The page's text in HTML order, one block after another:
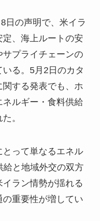
日の声明で、米イラ
、海上ルートの安
プライチェーンの
る。5月2日のカタ
する発表でも、ホ
ルギー・食料供給
。
って単なるエネル
給と地域外交の双方
ラン情勢が揺れる
重要性が増してい